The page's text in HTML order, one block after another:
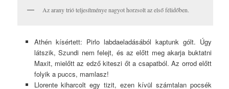
Az arany trió teljesítménye nagyot horzsolt az első félidőben.
Athén kísértett: Pirlo labdaeladásából kaptunk gólt. Úgy
látszik, Szundi nem felejt, és az előtt meg akarja buktatni
Maxit, mielőtt az edző kiteszi őt a csapatból. Az orrod előtt
folyik a puccs, mamlasz!
Llorente kiharcolt egy tizit, ezen kívül számtalan pocsék